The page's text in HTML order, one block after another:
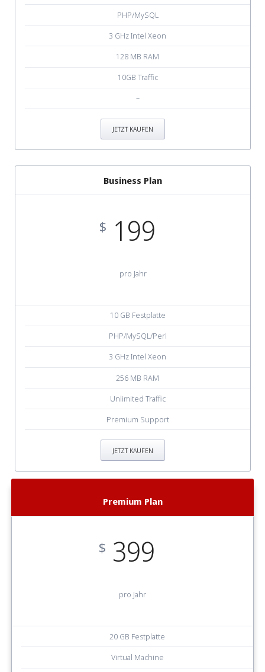
PHP/MySQL
3 GHz Intel Xeon
128 MB RAM
10GB Traffic
–
JETZT KAUFEN
Business Plan
$ 199
pro Jahr
10 GB Festplatte
PHP/MySQL/Perl
3 GHz Intel Xeon
256 MB RAM
Unlimited Traffic
Premium Support
JETZT KAUFEN
Premium Plan
$ 399
pro Jahr
20 GB Festplatte
Virtual Machine